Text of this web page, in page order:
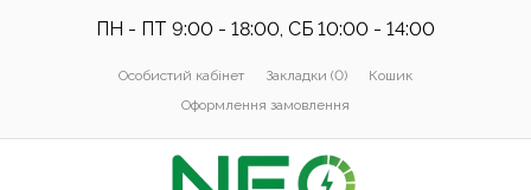
ПН - ПТ 9:00 - 18:00, СБ 10:00 - 14:00
Особистий кабінет Закладки (0)
Кошик
Оформлення замовлення